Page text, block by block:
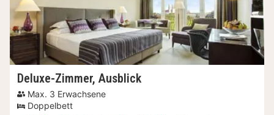
Deluxe-Zimmer, Ausblick
Max. 3 Erwachsene
Doppelbett